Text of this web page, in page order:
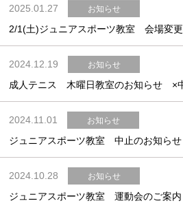
2025.01.27 お知らせ
2/1(土)ジュニアスポーツ教室 会場変
2024.12.19 お知らせ
成人テニス 木曜日教室のお知らせ ×
2024.11.01 お知らせ
ジュニアスポーツ教室 中止のお知らせ
2024.10.28 お知らせ
ジュニアスポーツ教室 運動会のご案内